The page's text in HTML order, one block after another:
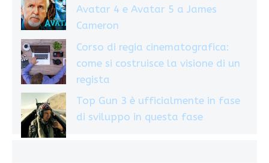
Avatar 4 e Avatar 5 a James
Cameron
Corso di regia cinematografica:
come si costruisce la visione di un
regista
Top Gun 3 è ufficialmente in fase
di sviluppo in questa fase